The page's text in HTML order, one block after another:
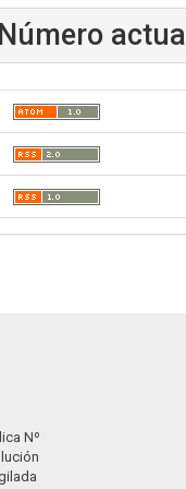
Número actual
Nº